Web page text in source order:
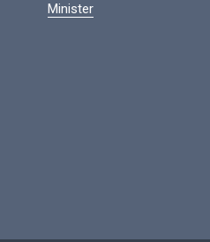
Minister